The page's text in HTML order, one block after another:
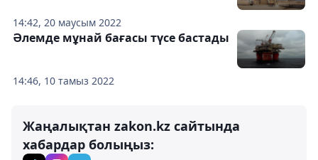
14:42, 20 маусым 2022
14:46, 10 тамыз 2022
Әлемде мұнай бағасы түсе бастады
Жаңалықтан zakon.kz сайтында
хабардар болыңыз: